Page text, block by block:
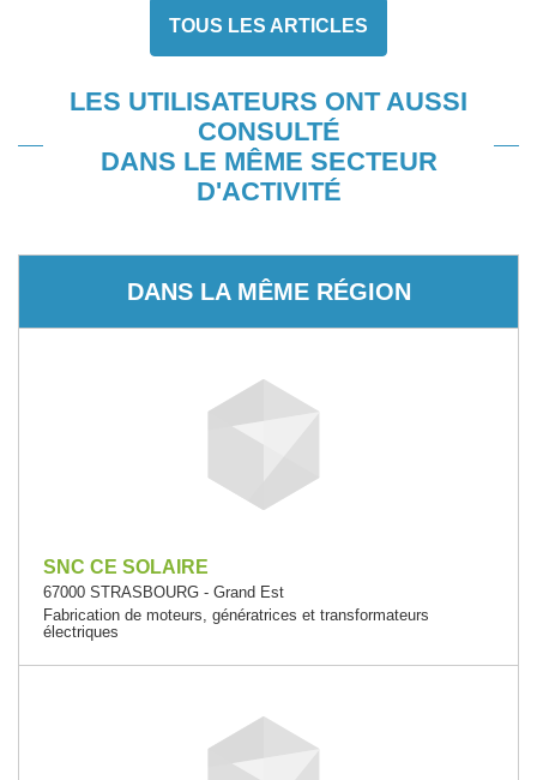
TOUS LES ARTICLES
LES UTILISATEURS ONT AUSSI
CONSULTÉ
DANS LE MÊME SECTEUR
D'ACTIVITÉ
DANS LA MÊME RÉGION
SNC CE SOLAIRE
67000 STRASBOURG - Grand Est
Fabrication de moteurs, génératrices et transformateurs
électriques